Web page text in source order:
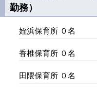
勤務）
姪浜保育所 ０名
香椎保育所 ０名
田隈保育所 ０名